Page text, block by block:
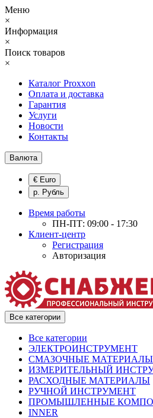
Меню
×
Информация
×
Поиск товаров
×
Каталог Proxxon
Оплата и доставка
Гарантия
Услуги
Новости
Контакты
Валюта
€ Euro
р. Рубль
Время работы
ПН-ПТ: 09:00 - 17:30
Клиент-центр
Регистрация
Авторизация
Все категории
Все категории
ЭЛЕКТРОИНСТРУМЕНТ
СМАЗОЧНЫЕ МАТЕРИАЛЫ
ИЗМЕРИТЕЛЬНЫЙ
РАСХОДНЫЕ МАТЕРИАЛЫ
РУЧНОЙ ИНСТРУМЕНТ
ПРОМЫШЛЕННЫЕ
INNER